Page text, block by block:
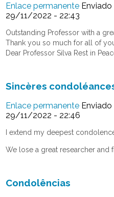
Enlace permanente
29/11/2022 - 22:43
Outstanding Professor with a
Thank you so much for all of
Dear Professor Silva Rest in
Sincères
Enlace permanente
29/11/2022 - 22:46
I extend my deepest
We lose a great researcher and
Condolências